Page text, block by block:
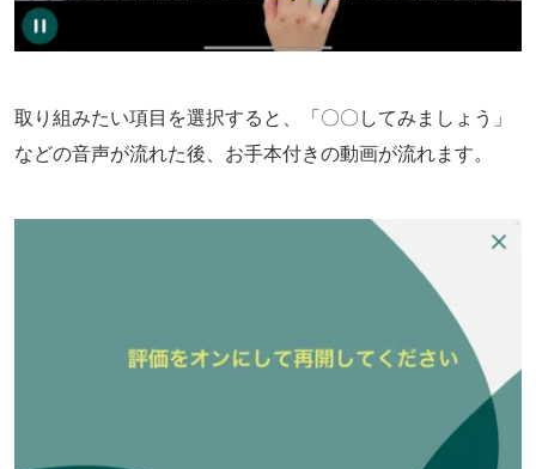
取り組みたい項目を選択すると、「〇〇してみましょう」
などの音声が流れた後、お手本付きの動画が流れます。